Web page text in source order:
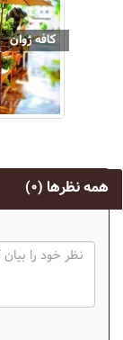
کافه ژوان
همه نظرها (۰)